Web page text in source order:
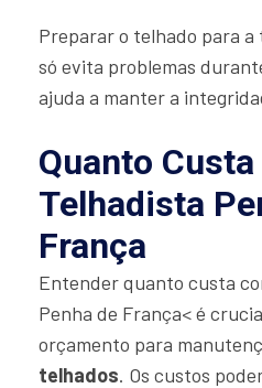
Preparar o telhado para
só evita problemas
ajuda a manter a
Quanto
Telhadista
França
Entender quanto custa
Penha de França< é
orçamento para
telhados. Os custos